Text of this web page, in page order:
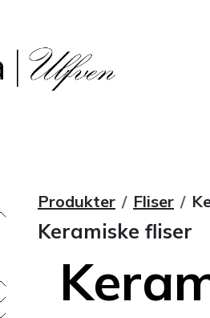
Produkter Fliser
Keramiske fliser